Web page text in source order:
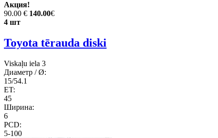
Акция!
90.00 € 140.00€
4 шт
Toyota tērauda diski
Viskaļu iela 3
Диаметр / Ø:
15/54.1
ET:
45
Ширина:
6
PCD:
5-100